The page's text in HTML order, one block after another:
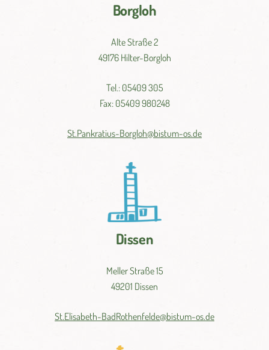
Borgloh
Alte Straße 2
49176 Hilter-Borgloh
Tel.: 05409 305
Fax: 05409 980248
St.Pankratius-Borgloh@bistum-os.de
Dissen
Meller Straße 15
49201 Dissen
St.Elisabeth-BadRothenfelde@bistum-os.de